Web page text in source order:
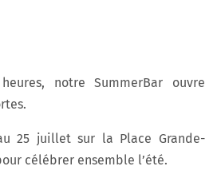
notre SummerBar ouvre
25 juillet sur la Place Grande-
célébrer ensemble l’été.